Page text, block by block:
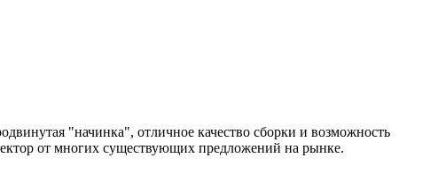
"начинка", отличное качество сборки и возможность
от многих существующих предложений на рынке.